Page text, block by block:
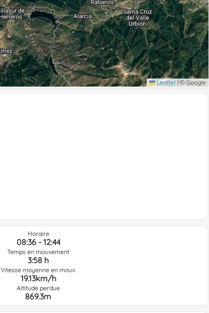
Leaflet | © Google
Horaire
08:36 - 12:44
Temps en mouvement
3:58 h
Vitesse moyenne en mouv.
19.13km/h
Altitude perdue
869.3m